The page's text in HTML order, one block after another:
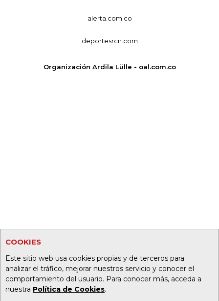
COOKIES
Este sitio web usa cookies propias y de terceros para
analizar el tráfico, mejorar nuestros servicio y conocer el
comportamiento del usuario. Para conocer más, acceda a
nuestra Política de Cookies.
alerta.com.co
deportesrcn.com
Organización Ardila Lülle - oal.com.co